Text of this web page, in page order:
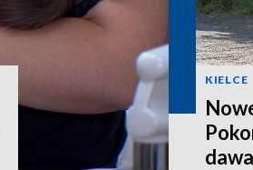
KIELCE